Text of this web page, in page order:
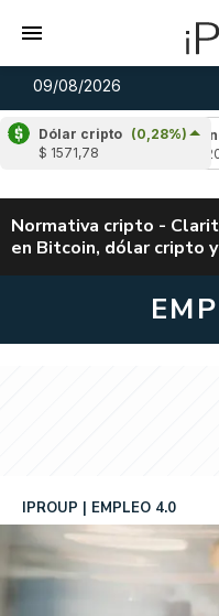
09/08/2026
Dólar cripto (0,28%)
$ 1571,78
Cardano (-
Normativa cripto -
en Bitcoin, dólar cripto
IPROUP EMPLEO 4.0